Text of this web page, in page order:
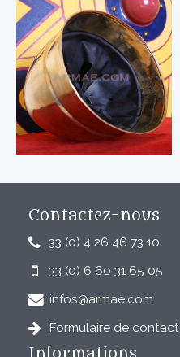
Contactez-nous
33 (0) 4 26 46 73 10
33 (0) 6 60 31 65 05
infos@armae.com
Formulaire de contact